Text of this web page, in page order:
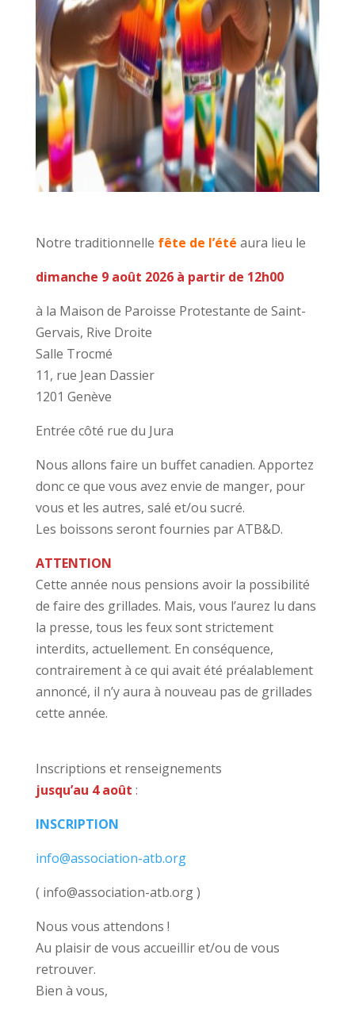
Notre traditionnelle fête de l’été aura lieu le
dimanche 9 août 2026 à partir de 12h00
à la Maison de Paroisse Protestante de Saint-
Gervais, Rive Droite
Salle Trocmé
11, rue Jean Dassier
1201 Genève
Entrée côté rue du Jura
Nous allons faire un buffet canadien. Apportez
donc ce que vous avez envie de manger, pour
vous et les autres, salé et/ou sucré.
Les boissons seront fournies par ATB&D.
ATTENTION
Cette année nous pensions avoir la possibilité
de faire des grillades. Mais, vous l’aurez lu dans
la presse, tous les feux sont strictement
interdits, actuellement. En conséquence,
contrairement à ce qui avait été préalablement
annoncé, il n’y aura à nouveau pas de grillades
cette année.
Inscriptions et renseignements
jusqu’au 4 août :
INSCRIPTION
info@association-atb.org
( info@association-atb.org )
Nous vous attendons !
Au plaisir de vous accueillir et/ou de vous
retrouver.
Bien à vous,